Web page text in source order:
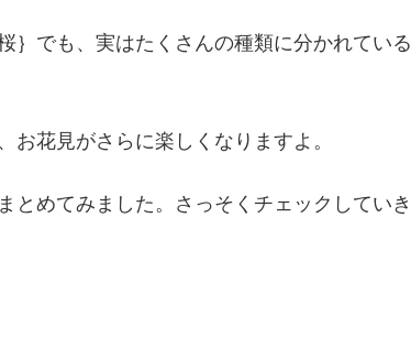
｝でも、実はたくさんの種類に分かれている
花見がさらに楽しくなりますよ。
とめてみました。さっそくチェックしていき